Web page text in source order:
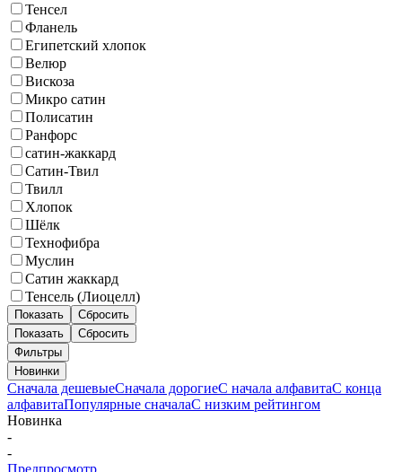
Тенсел
Фланель
Египетский хлопок
Велюр
Вискоза
Микро сатин
Полисатин
Ранфорс
сатин-жаккард
Сатин-Твил
Твилл
Хлопок
Шёлк
Технофибра
Муслин
Сатин жаккард
Тенсель (Лиоцелл)
Показать
Сбросить
Показать
Сбросить
Фильтры
Новинки
Сначала дешевыеСначала дорогиеС начала алфавитаС конца
алфавитаПопулярные сначалаС низким рейтингом
Новинка
-
-
Предпросмотр